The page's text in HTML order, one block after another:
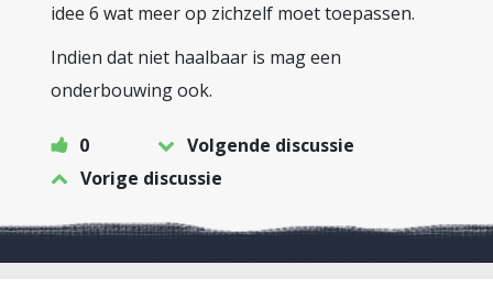
idee 6 wat meer op zichzelf moet toepassen.
Indien dat niet haalbaar is mag een
onderbouwing ook.
0
Volgende discussie
Vorige discussie